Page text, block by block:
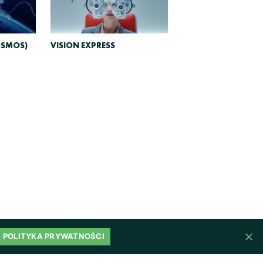
VISION EXPRESS
POLITYKA PRYWATNOŚCI